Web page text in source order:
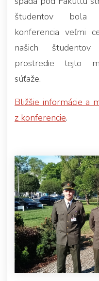
študentov bola
konferencia veľmi
našich študentov
prostredie tejto
súťaže.
Bližšie informácie a
z konferencie.